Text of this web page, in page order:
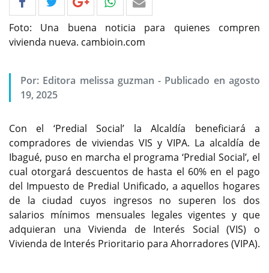
Foto: Una buena noticia para quienes compren
vivienda nueva. cambioin.com
Por: Editora melissa guzman - Publicado en agosto
19, 2025
Con el ‘Predial Social’ la Alcaldía beneficiará a
compradores de viviendas VIS y VIPA. La alcaldía de
Ibagué, puso en marcha el programa ‘Predial Social’, el
cual otorgará descuentos de hasta el 60% en el pago
del Impuesto de Predial Unificado, a aquellos hogares
de la ciudad cuyos ingresos no superen los dos
salarios mínimos mensuales legales vigentes y que
adquieran una Vivienda de Interés Social (VIS) o
Vivienda de Interés Prioritario para Ahorradores (VIPA).